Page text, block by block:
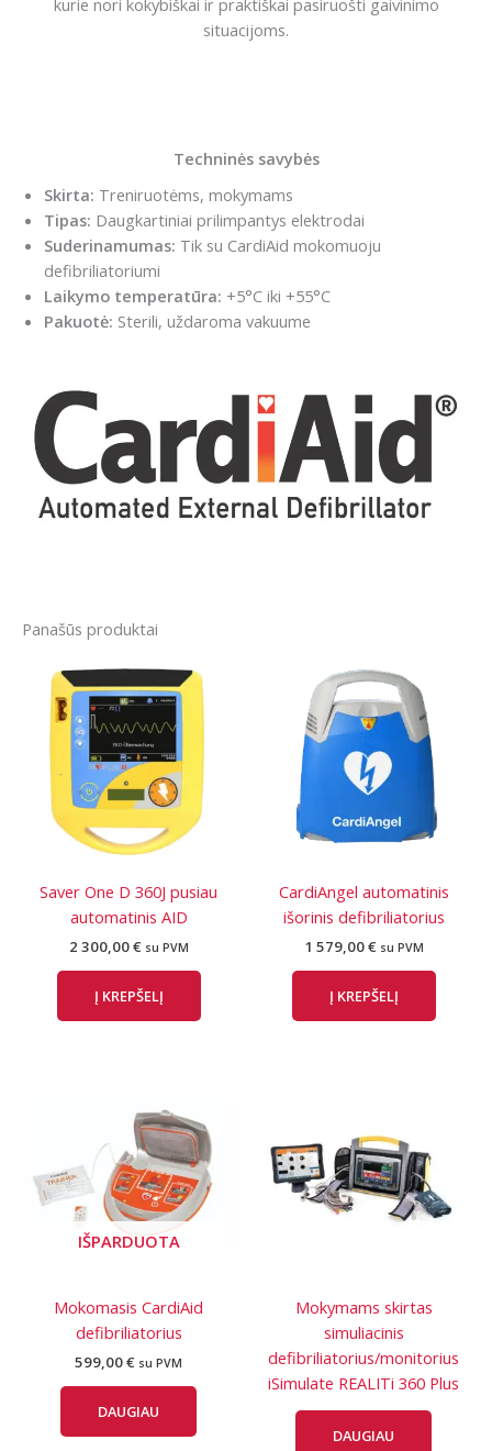
kurie nori kokybiškai ir praktiškai pasiruošti gaivinimo
situacijoms.
Techninės savybės
Skirta: Treniruotėms, mokymams
Tipas: Daugkartiniai prilimpantys elektrodai
Suderinamumas: Tik su CardiAid mokomuoju
defibriliatoriumi
Laikymo temperatūra: +5°C iki +55°C
Pakuotė: Sterili, uždaroma vakuume
Panašūs produktai
Saver One D 360J pusiau
automatinis AID
2 300,00€ su PVM
Į KREPŠELĮ
CardiAngel automatinis
išorinis defibriliatorius
1 579,00€ su PVM
Į KREPŠELĮ
IŠPARDUOTA
Mokomasis CardiAid
defibriliatorius
599,00€ su PVM
DAUGIAU
Mokymams skirtas
simuliacinis
defibriliatorius/monitorius
iSimulate REALITi 360 Plus
DAUGIAU